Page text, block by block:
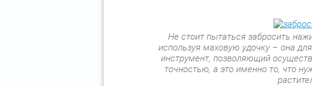
Не стоит пытаться забросить
используя маховую удочку – она
инструмент, позволяющий
точностью, а это именно то, что